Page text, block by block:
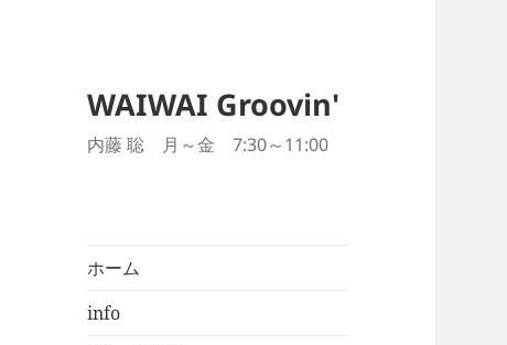
WAIWAI Groovin'
内藤 聡 月～金 7:30～11:00
ホーム
info